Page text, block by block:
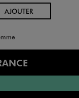
AJOUTERAU PANIER